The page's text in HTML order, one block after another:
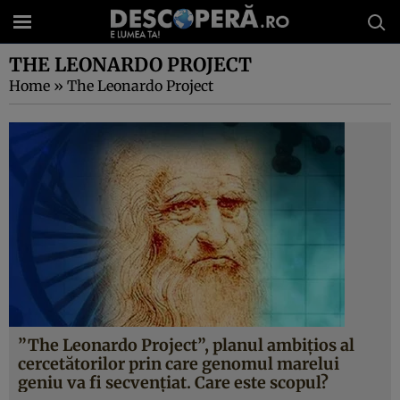
THE LEONARDO PROJECT
Home » The Leonardo Project
”The Leonardo Project”, planul ambiţios al
cercetătorilor prin care genomul marelui
geniu va fi secvenţiat. Care este scopul?